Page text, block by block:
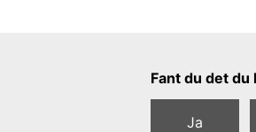
Fant du det
Ja